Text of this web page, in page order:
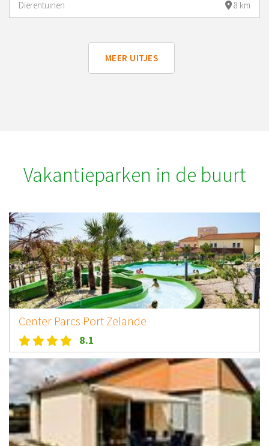
Dierentuinen 8 km
MEER UITJES
Vakantieparken in de buurt
Center Parcs Port Zelande
8.1